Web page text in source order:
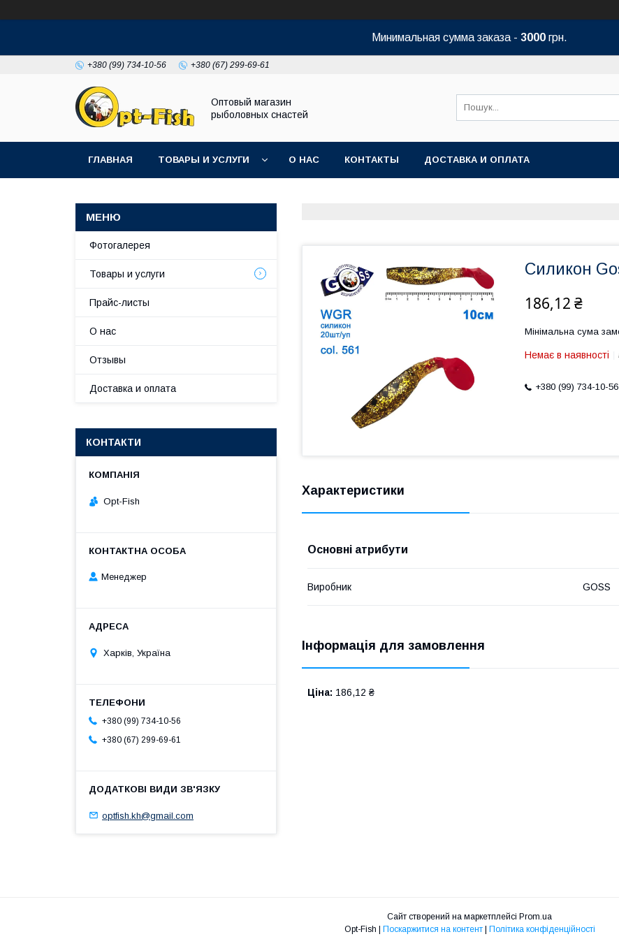
Минимальная сумма заказа - 3000 грн.
+380 (99) 734-10-56 +380 (67) 299-69-61
Оптовый магазин
рыболовных снастей
ГЛАВНАЯ ТОВАРЫ И УСЛУГИ О НАС КОНТАКТЫ ДОСТАВКА И ОПЛАТА
Силикон
186,12 ₴
Мінімальна сума
Немає в наявності
+380 (99) 734-10-56
Характеристики
Основні атрибути
Виробник GOSS
Інформація для замовлення
Ціна: 186,12 ₴
Фотогалерея
Товары и услуги
Прайс-листы
О нас
Отзывы
Доставка и оплата
КОНТАКТИ
Opt-Fish
Менеджер
Харків, Україна
+380 (99) 734-10-56
+380 (67) 299-69-61
optfish.kh@gmail.com
Сайт створений на маркетплейсі Prom.ua
Поскаржитися на контент Політика конфіденційності